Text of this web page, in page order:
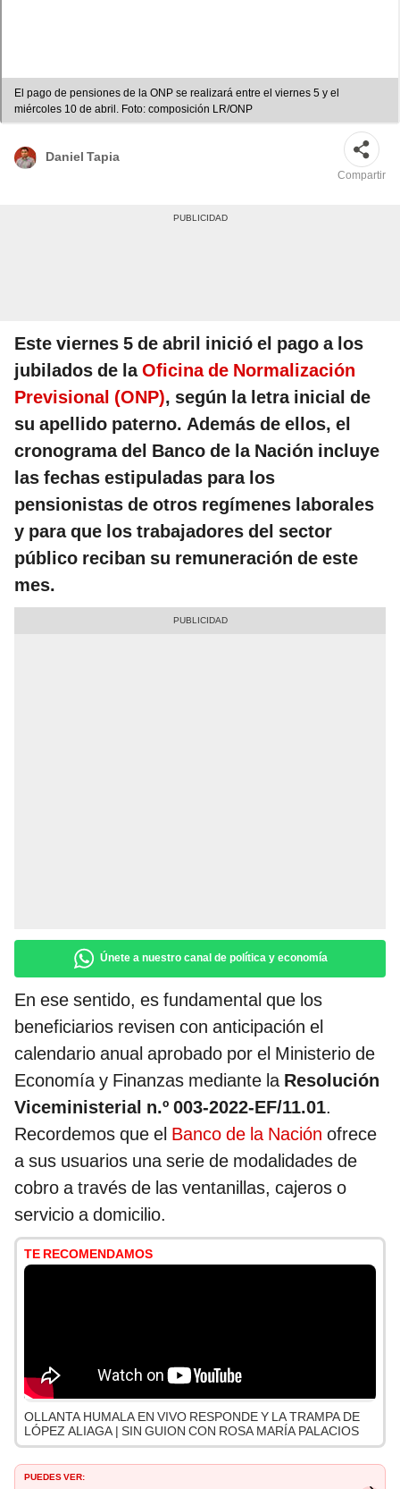
El pago de pensiones de la ONP se realizará entre el viernes 5 y el
miércoles 10 de abril. Foto: composición LR/ONP
Daniel Tapia
Compartir
Este viernes 5 de abril inició el pago a los
jubilados de laOficina de Normalización
Previsional (ONP), según la letra inicial de
su apellido paterno. Además de ellos, el
cronograma del Banco de la Nación incluye
las fechas estipuladas para los
pensionistas de otros regímenes laborales
y para que los trabajadores del sector
público reciban su remuneración de este
mes.
Únete a nuestro canal de política y economía
En ese sentido, es fundamental que los
beneficiarios revisen con anticipación el
calendario anual aprobado por el Ministerio de
Economía y Finanzas mediante la Resolución
Viceministerial n.º 003-2022-EF/11.01.
Recordemos que el Banco de la Nación ofrece
a sus usuarios una serie de modalidades de
cobro a través de las ventanillas, cajeros o
servicio a domicilio.
TE RECOMENDAMOS
OLLANTA HUMALA EN VIVO RESPONDE Y LA TRAMPA DE
LÓPEZ ALIAGA | SIN GUION CON ROSA MARÍA PALACIOS
PUEDES VER: